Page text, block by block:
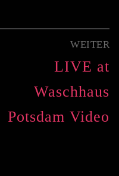
WEITER
Nächster
Beitrag:
LIVE at
Waschhaus
Potsdam Video